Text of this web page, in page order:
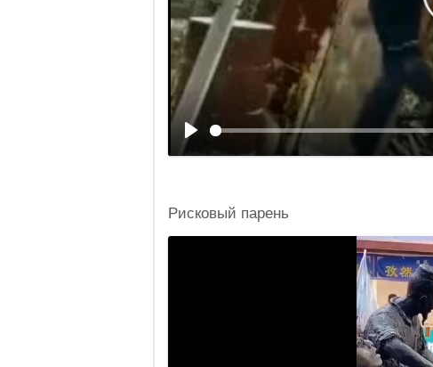
Рисковый парень